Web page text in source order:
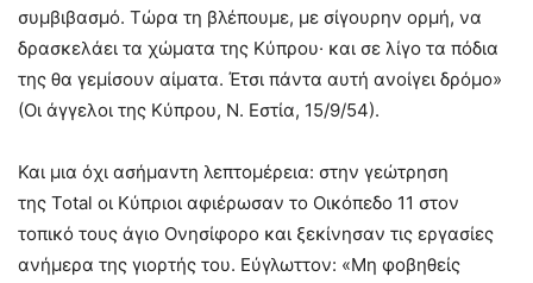
συμβιβασμό. Τώρα τη βλέπουμε, με σίγουρην ορμή, να
δρασκελάει τα χώματα της Κύπρου· και σε λίγο τα πόδια
της θα γεμίσουν αίματα. Έτσι πάντα αυτή ανοίγει δρόμο»
(Οι άγγελοι της Κύπρου, Ν. Εστία, 15/9/54).
Και μια όχι ασήμαντη λεπτομέρεια: στην γεώτρηση
της Total οι Κύπριοι αφιέρωσαν το Οικόπεδο 11 στον
τοπικό τους άγιο Ονησίφορο και ξεκίνησαν τις εργασίες
ανήμερα της γιορτής του. Εύγλωττον: «Μη φοβηθείς